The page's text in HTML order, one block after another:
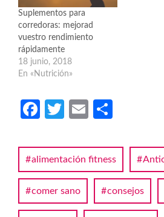
Suplementos para
corredoras: mejorad
vuestro rendimiento
rápidamente
18 junio, 2018
En «Nutrición»
Fa
b
o
o
k
T
itt
er
E
ail m
p
ar
tir
alimentación fitness
comer sano consejos